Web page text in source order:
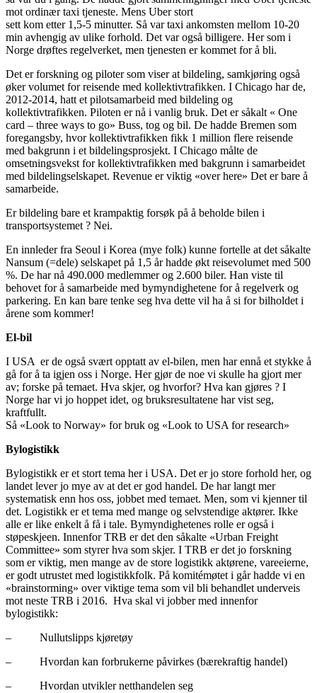
mot ordinær taxi tjeneste. Mens Uber stort
sett kom etter 1,5-5 minutter. Så var taxi ankomsten mellom 10-20
min avhengig av ulike forhold. Det var også billigere. Her som i
Norge drøftes regelverket, men tjenesten er kommet for å bli.
Det er forskning og piloter som viser at bildeling, samkjøring også
øker volumet for reisende med kollektivtrafikken. I Chicago har de,
2012-2014, hatt et pilotsamarbeid med bildeling og
kollektivtrafikken. Piloten er nå i vanlig bruk. Det er såkalt « One
card – three ways to go» Buss, tog og bil. De hadde Bremen som
foregangsby, hvor kollektivtrafikken fikk 1 million flere reisende
med bakgrunn i et bildelingsprosjekt. I Chicago målte de
omsetningsvekst for kollektivtrafikken med bakgrunn i samarbeidet
med bildelingselskapet. Revenue er viktig «over here» Det er bare å
samarbeide.
Er bildeling bare et krampaktig forsøk på å beholde bilen i
transportsystemet ? Nei.
En innleder fra Seoul i Korea (mye folk) kunne fortelle at det såkalte
Nansum (=dele) selskapet på 1,5 år hadde økt reisevolumet med 500
%. De har nå 490.000 medlemmer og 2.600 biler. Han viste til
behovet for å samarbeide med bymyndighetene for å regelverk og
parkering. En kan bare tenke seg hva dette vil ha å si for bilholdet i
årene som kommer!
El-bil
I USA er de også svært opptatt av el-bilen, men har ennå et stykke å
gå for å ta igjen oss i Norge. Her gjør de noe vi skulle ha gjort mer
av; forske på temaet. Hva skjer, og hvorfor? Hva kan gjøres ? I
Norge har vi jo hoppet idet, og bruksresultatene har vist seg,
kraftfullt.
Så «Look to Norway» for bruk og «Look to USA for research»
Bylogistikk
Bylogistikk er et stort tema her i USA. Det er jo store forhold her, og
landet lever jo mye av at det er god handel. De har langt mer
systematisk enn hos oss, jobbet med temaet. Men, som vi kjenner til
det. Logistikk er et tema med mange og selvstendige aktører. Ikke
alle er like enkelt å få i tale. Bymyndighetenes rolle er også i
støpeskjeen. Innenfor TRB er det den såkalte «Urban Freight
Committee» som styrer hva som skjer. I TRB er det jo forskning
som er viktig, men mange av de store logistikk aktørene, vareeierne,
er godt utrustet med logistikkfolk. På komitémøtet i går hadde vi en
«brainstorming» over viktige tema som vil bli behandlet underveis
mot neste TRB i 2016. Hva skal vi jobber med innenfor
bylogistikk:
– Nullutslipps kjøretøy
– Hvordan kan forbrukerne påvirkes (bærekraftig handel)
– Hvordan utvikler netthandelen seg